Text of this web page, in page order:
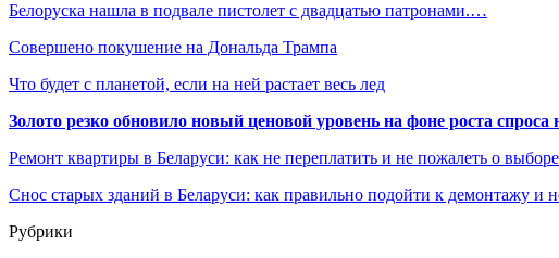
Белоруска нашла в подвале пистолет с двадцатью патронами.…
Совершено покушение на Дональда Трампа
Что будет с планетой, если на ней растает весь лед
Золото резко обновило новый ценовой уровень на фоне роста
Ремонт квартиры в Беларуси: как не переплатить и не пожалеть о
Снос старых зданий в Беларуси: как правильно подойти к демонтажу и
Рубрики